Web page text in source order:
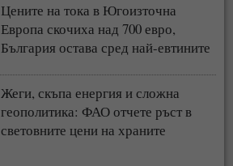
Цените на тока в Югоизточна
Европа скочиха над 700 евро,
България остава сред най-евтините
Жеги, скъпа енергия и сложна
геополитика: ФАО отчете ръст в
световните цени на храните